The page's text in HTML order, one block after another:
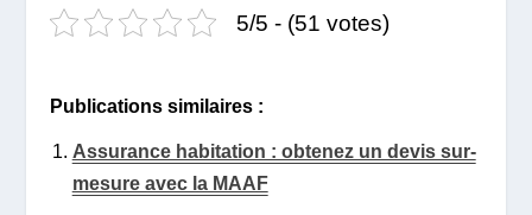
5/5 - (51 votes)
Publications similaires :
Assurance habitation : obtenez un devis sur-
mesure avec la MAAF